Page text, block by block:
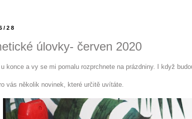
28
úlovky- červen 2020
konce a vy se mi pomalu rozprchnete na prázdniny. I když
vás několik novinek, které určitě uvítáte.